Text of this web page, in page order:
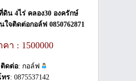
ดิน 4ไร่ คลอง30 องครักษ์
จติดต่อ​กอล์ฟ​ 0850762871
คา : 1500000
ติดต่อ: กอล์ฟ
ทร: 0875537142